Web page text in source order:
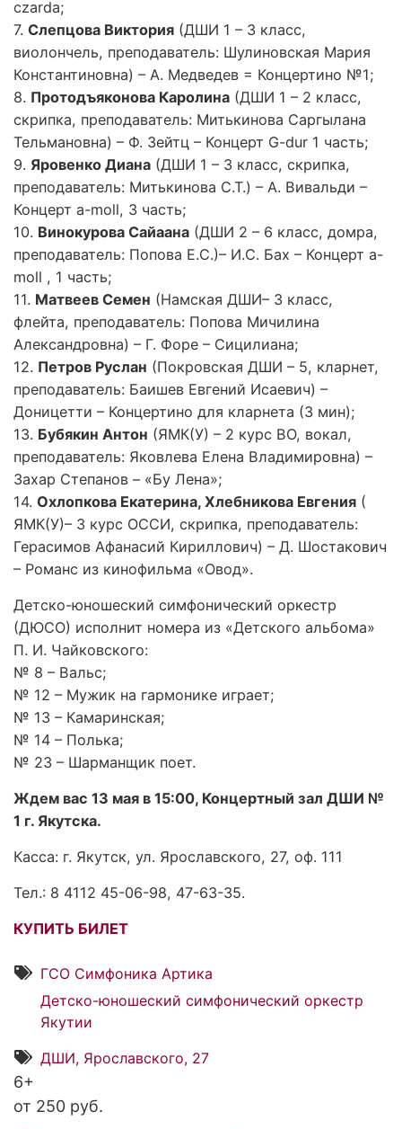
czarda;
7. Слепцова Виктория (ДШИ 1 – 3 класс,
виолончель, преподаватель: Шулиновская Мария
Константиновна) – А. Медведев = Концертино №1;
8. Протодъяконова Каролина (ДШИ 1 – 2 класс,
скрипка, преподаватель: Митькинова Саргылана
Тельмановна) – Ф. Зейтц – Концерт G-dur 1 часть;
9. Яровенко Диана (ДШИ 1 – 3 класс, скрипка,
преподаватель: Митькинова С.Т.) – А. Вивальди –
Концерт a-moll, 3 часть;
10. Винокурова Сайаана (ДШИ 2 – 6 класс, домра,
преподаватель: Попова Е.С.)– И.С. Бах – Концерт a-
moll , 1 часть;
11. Матвеев Семен (Намская ДШИ– 3 класс,
флейта, преподаватель: Попова Мичилина
Александровна) – Г. Форе – Сицилиана;
12. Петров Руслан (Покровская ДШИ – 5, кларнет,
преподаватель: Баишев Евгений Исаевич) –
Доницетти – Концертино для кларнета (3 мин);
13. Бубякин Антон (ЯМК(У) – 2 курс ВО, вокал,
преподаватель: Яковлева Елена Владимировна) –
Захар Степанов – «Бу Лена»;
14. Охлопкова Екатерина, Хлебникова Евгения (
ЯМК(У)– 3 курс ОССИ, скрипка, преподаватель:
Герасимов Афанасий Кириллович) – Д. Шостакович
– Романс из кинофильма «Овод».
Детско-юношеский симфонический оркестр
(ДЮСО) исполнит номера из «Детского альбома»
П. И. Чайковского:
№ 8 – Вальс;
№ 12 – Мужик на гармонике играет;
№ 13 – Камаринская;
№ 14 – Полька;
№ 23 – Шарманщик поет.
Ждем вас 13 мая в 15:00, Концертный зал ДШИ №
1 г. Якутска.
Касса: г. Якутск, ул. Ярославского, 27, оф. 111
Тел.: 8 4112 45-06-98, 47-63-35.
КУПИТЬ БИЛЕТ
ГСО Симфоника Артика
Детско-юношеский симфонический оркестр
Якутии
ДШИ, Ярославского, 27
6+
от 250 руб.